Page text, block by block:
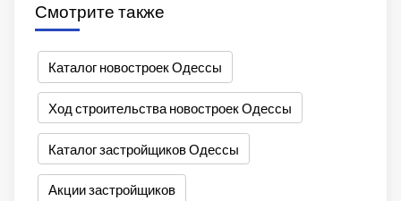
Смотрите также
Каталог новостроек Одессы
Ход строительства новостроек Одессы
Каталог застройщиков Одессы
Акции застройщиков